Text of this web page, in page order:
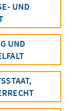
UND
UND